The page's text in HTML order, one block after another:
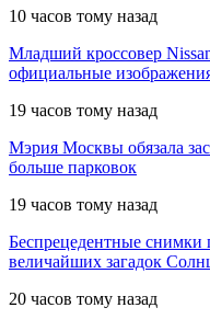
10 часов тому назад
Младший кроссовер
официальные
19 часов тому назад
Мэрия Москвы обязала
больше парковок
19 часов тому назад
Беспрецедентные снимки
величайших загадок
20 часов тому назад